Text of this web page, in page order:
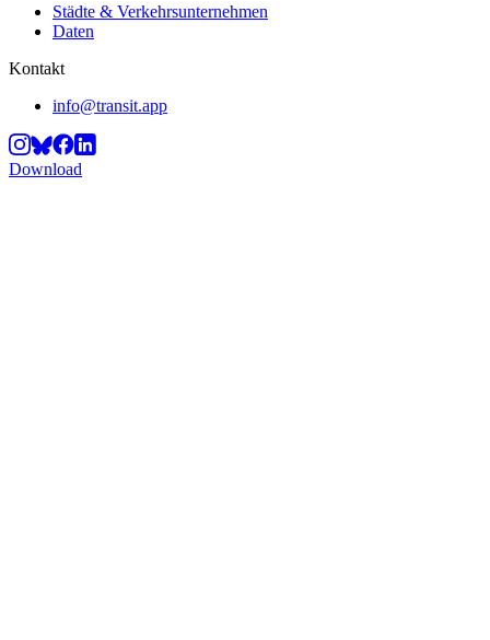
Städte & Verkehrsunternehmen
Daten
Kontakt
info@transit.app
Download